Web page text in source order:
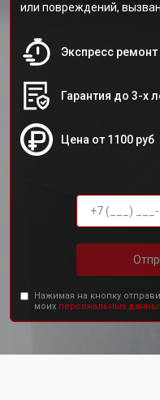
или повреждений,
Экспресс
Гарантия до 3-х
Цена от 1100 руб
Нажимая на кнопку
моих персональных